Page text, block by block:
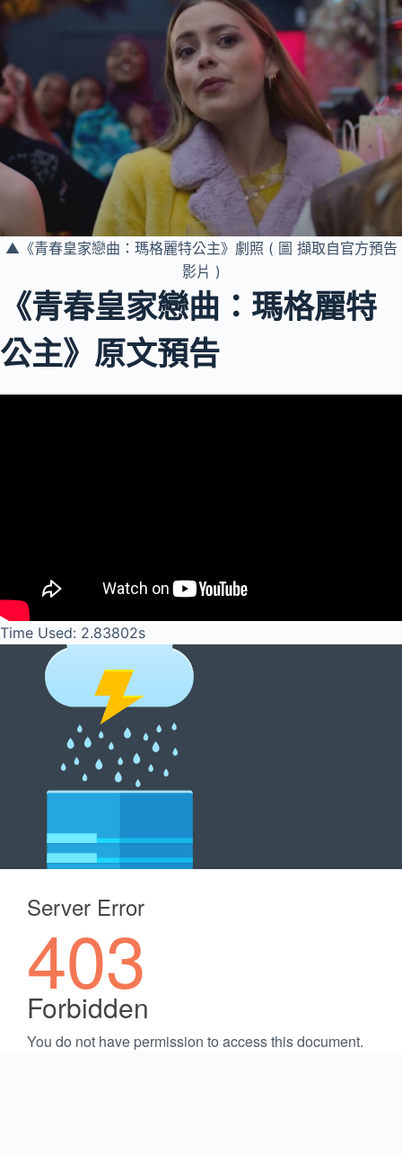
▲《青春皇家戀曲：瑪格麗特公主》劇照 ( 圖 擷取自官方預告
影片 )
《青春皇家戀曲：瑪格麗特
公主》原文預告
Time Used: 2.83802s